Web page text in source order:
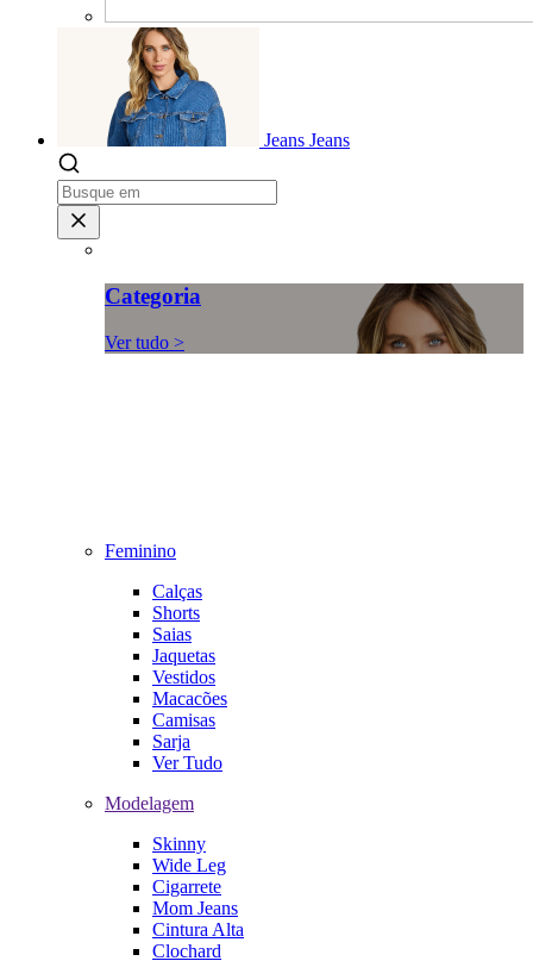
Jeans Jeans
Categoria
Ver tudo >
Feminino
Calças
Shorts
Saias
Jaquetas
Vestidos
Macacões
Camisas
Sarja
Ver Tudo
Modelagem
Skinny
Wide Leg
Cigarrete
Mom Jeans
Cintura Alta
Clochard